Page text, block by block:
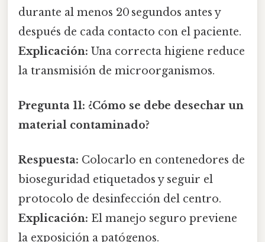
durante al menos 20 segundos antes y
después de cada contacto con el paciente.
Explicación: Una correcta higiene reduce
la transmisión de microorganismos.
Pregunta 11: ¿Cómo se debe desechar un
material contaminado?
Respuesta: Colocarlo en contenedores de
bioseguridad etiquetados y seguir el
protocolo de desinfección del centro.
Explicación: El manejo seguro previene
la exposición a patógenos.